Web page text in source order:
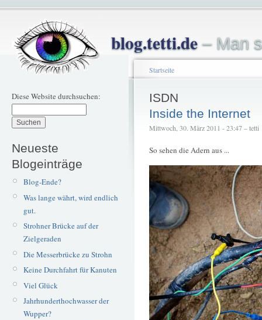
blog.tetti.de– Man
Diese Website durchsuchen:
Neueste
Blogeinträge
Blog-Ende?
Was lange währt, wird endlich
gut.
Strohner Brücke auf der
Zielgeraden
Die Messerbrücke zu Strohn
Keine Durchfahrt für Kanuten
Viel Glück
Jahrhunderthochwasser der
Wupper?
Startseite
ISDN
Inside the Internet
Mittwoch, 30. März 2011 - 23:47 – tetti
So sehen die Adern aus ...